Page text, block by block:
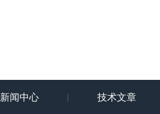
新闻中心 技术文章